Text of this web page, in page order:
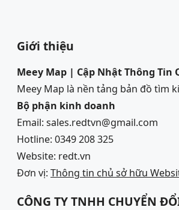
Giới thiệu
Meey Map | Cập Nhật Thông Tin
Meey Map là nền tảng bản đồ tìm
Bộ phận kinh doanh
Email: sales.redtvn@gmail.com
Hotline: 0349 208 325
Website: redt.vn
Đơn vị: Thông tin chủ sở hữu
CÔNG TY TNHH CHUYỂN